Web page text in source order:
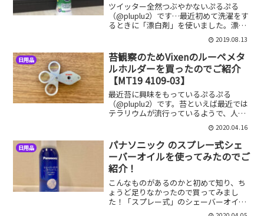
ツイッター全然つぶやかないぷるぷる
（@pluplu2）です…最近初めて洗濯をす
るときに「漂白剤」を使いました。漂白
剤と聞くと、色落ちするんじゃないかと
か、白いもの以外に使えないんじゃない
か等々非常に使いにくい物なのでは？と
思う方もいるかもし...
2019.08.13
日用品
苔観察のためVixenのルーペメタ
ルホルダーを買ったのでご紹介
【MT19 4109-03】
最近苔に興味をもっているぷるぷる
（@pluplu2）です。苔といえば最近では
テラリウムが流行っているようで、人気
があるようですね。私の場合はテラリウ
ムというよりは単純に苔を観察したい、
育てたいというのがどちらかといえば目
的です。苔を観察する...
2020.04.16
日用品
パナソニック のスプレー式シェ
ーバーオイルを使ってみたのでご
紹介！
こんなものがあるのかと初めて知り、ち
ょうど足りなかったので買ってみまし
た！「スプレー式」のシェーバーオイル
です。画期的なものがあるんだなーと感